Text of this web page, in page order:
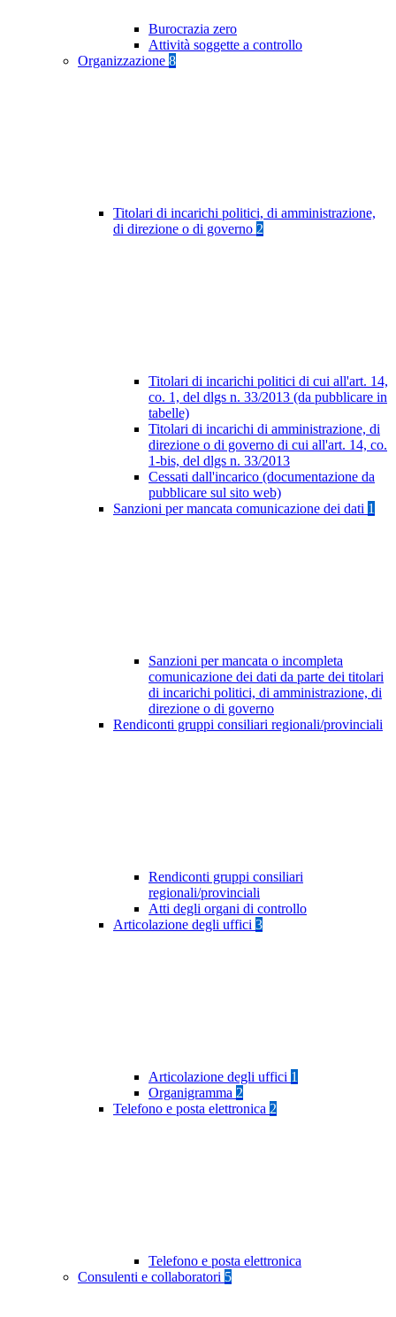
Burocrazia zero
Attività soggette a controllo
Organizzazione 8
Titolari di incarichi politici, di amministrazione,
di direzione o di governo 2
Titolari di incarichi politici di cui all'art. 14,
co. 1, del dlgs n. 33/2013 (da pubblicare in
tabelle)
Titolari di incarichi di amministrazione, di
direzione o di governo di cui all'art. 14, co.
1-bis, del dlgs n. 33/2013
Cessati dall'incarico (documentazione da
pubblicare sul sito web)
Sanzioni per mancata comunicazione dei dati 1
Sanzioni per mancata o incompleta
comunicazione dei dati da parte dei titolari
di incarichi politici, di amministrazione, di
direzione o di governo
Rendiconti gruppi consiliari regionali/provinciali
Rendiconti gruppi consiliari
regionali/provinciali
Atti degli organi di controllo
Articolazione degli uffici 3
Articolazione degli uffici 1
Organigramma 2
Telefono e posta elettronica 2
Telefono e posta elettronica
Consulenti e collaboratori 5